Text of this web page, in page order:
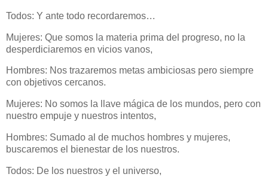
Todos: Y ante todo recordaremos…
Mujeres: Que somos la materia prima del progreso, no la
desperdiciaremos en vicios vanos,
Hombres: Nos trazaremos metas ambiciosas pero siempre
con objetivos cercanos.
Mujeres: No somos la llave mágica de los mundos, pero con
nuestro empuje y nuestros intentos,
Hombres: Sumado al de muchos hombres y mujeres,
buscaremos el bienestar de los nuestros.
Todos: De los nuestros y el universo,